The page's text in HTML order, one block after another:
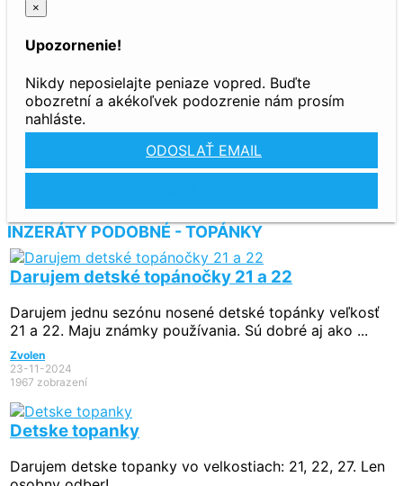
×
Upozornenie!
Nikdy neposielajte peniaze vopred. Buďte
obozretní a akékoľvek podozrenie nám prosím
nahláste.
ODOSLAŤ EMAIL
INZERÁTY PODOBNÉ - TOPÁNKY
Darujem detské topánočky 21 a 22
Darujem jednu sezónu nosené detské topánky veľkosť
21 a 22. Maju známky používania. Sú dobré aj ako ...
Zvolen
23-11-2024
1967 zobrazení
Detske topanky
Darujem detske topanky vo velkostiach: 21, 22, 27. Len